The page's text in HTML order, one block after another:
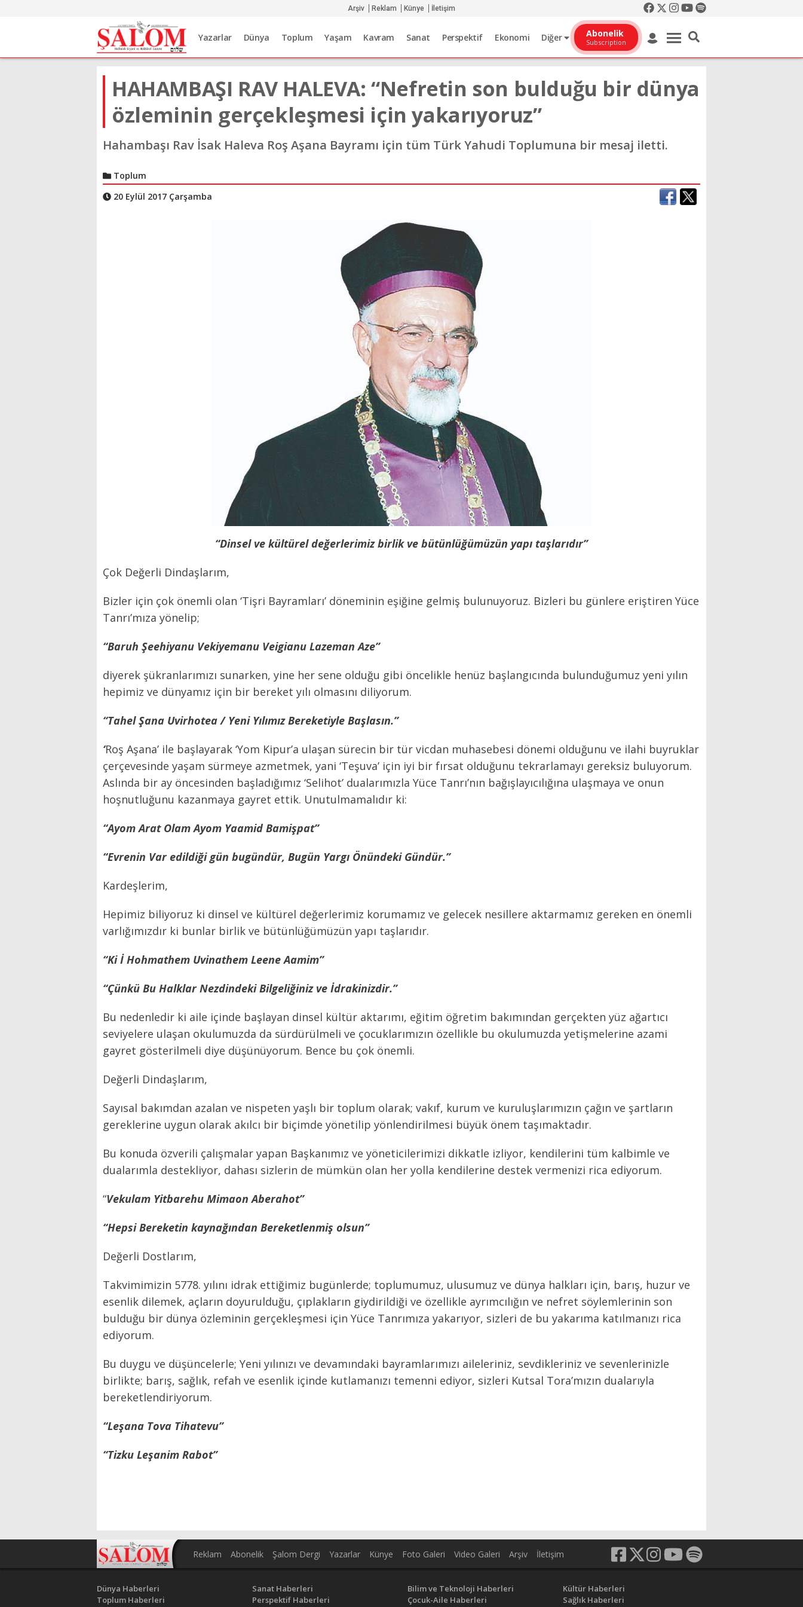
Arşiv Reklam Künye İletişim
Yazarlar Dünya Toplum Yaşam Kavram Sanat Perspektif Ekonomi Diğer Abonelik
Subscription
HAHAMBAŞI RAV HALEVA: “Nefretin son bulduğu bir dünya
özleminin gerçekleşmesi için yakarıyoruz”
Hahambaşı Rav İsak Haleva Roş Aşana Bayramı için tüm Türk Yahudi Toplumuna bir mesaj iletti.
Toplum
20 Eylül 2017 Çarşamba
“Dinsel ve kültürel değerlerimiz birlik ve bütünlüğümüzün yapı taşlarıdır”
Çok Değerli Dindaşlarım,
Bizler için çok önemli olan ‘Tişri Bayramları’ döneminin eşiğine gelmiş bulunuyoruz. Bizleri bu günlere eriştiren Yüce
Tanrı’mıza yönelip;
“Baruh Şeehiyanu Vekiyemanu Veigianu Lazeman Aze”
diyerek şükranlarımızı sunarken, yine her sene olduğu gibi öncelikle henüz başlangıcında bulunduğumuz yeni yılın
hepimiz ve dünyamız için bir bereket yılı olmasını diliyorum.
“Tahel Şana Uvirhotea / Yeni Yılımız Bereketiyle Başlasın.”
‘Roş Aşana’ ile başlayarak ‘Yom Kipur’a ulaşan sürecin bir tür vicdan muhasebesi dönemi olduğunu ve ilahi buyruklar
çerçevesinde yaşam sürmeye azmetmek, yani ‘Teşuva’ için iyi bir fırsat olduğunu tekrarlamayı gereksiz buluyorum.
Aslında bir ay öncesinden başladığımız ‘Selihot’ dualarımızla Yüce Tanrı’nın bağışlayıcılığına ulaşmaya ve onun
hoşnutluğunu kazanmaya gayret ettik. Unutulmamalıdır ki:
“Ayom Arat Olam Ayom Yaamid Bamişpat”
“Evrenin Var edildiği gün bugündür, Bugün Yargı Önündeki Gündür.”
Kardeşlerim,
Hepimiz biliyoruz ki dinsel ve kültürel değerlerimiz korumamız ve gelecek nesillere aktarmamız gereken en önemli
varlığımızdır ki bunlar birlik ve bütünlüğümüzün yapı taşlarıdır.
“Ki İ Hohmathem Uvinathem Leene Aamim”
“Çünkü Bu Halklar Nezdindeki Bilgeliğiniz ve İdrakinizdir.”
Bu nedenledir ki aile içinde başlayan dinsel kültür aktarımı, eğitim öğretim bakımından gerçekten yüz ağartıcı
seviyelere ulaşan okulumuzda da sürdürülmeli ve çocuklarımızın özellikle bu okulumuzda yetişmelerine azami
gayret gösterilmeli diye düşünüyorum. Bence bu çok önemli.
Değerli Dindaşlarım,
Sayısal bakımdan azalan ve nispeten yaşlı bir toplum olarak; vakıf, kurum ve kuruluşlarımızın çağın ve şartların
gereklerine uygun olarak akılcı bir biçimde yönetilip yönlendirilmesi büyük önem taşımaktadır.
Bu konuda özverili çalışmalar yapan Başkanımız ve yöneticilerimizi dikkatle izliyor, kendilerini tüm kalbimle ve
dualarımla destekliyor, dahası sizlerin de mümkün olan her yolla kendilerine destek vermenizi rica ediyorum.
“Vekulam Yitbarehu Mimaon Aberahot”
“Hepsi Bereketin kaynağından Bereketlenmiş olsun”
Değerli Dostlarım,
Takvimimizin 5778. yılını idrak ettiğimiz bugünlerde; toplumumuz, ulusumuz ve dünya halkları için, barış, huzur ve
esenlik dilemek, açların doyurulduğu, çıplakların giydirildiği ve özellikle ayrımcılığın ve nefret söylemlerinin son
bulduğu bir dünya özleminin gerçekleşmesi için Yüce Tanrımıza yakarıyor, sizleri de bu yakarıma katılmanızı rica
ediyorum.
Bu duygu ve düşüncelerle; Yeni yılınızı ve devamındaki bayramlarımızı aileleriniz, sevdikleriniz ve sevenlerinizle
birlikte; barış, sağlık, refah ve esenlik içinde kutlamanızı temenni ediyor, sizleri Kutsal Tora’mızın dualarıyla
bereketlendiriyorum.
“Leşana Tova Tihatevu”
“Tizku Leşanim Rabot”
Reklam Abonelik Şalom Dergi Yazarlar Künye Foto Galeri Video Galeri Arşiv İletişim
Dünya Haberleri
Toplum Haberleri
Sanat Haberleri
Perspektif Haberleri
Bilim ve Teknoloji Haberleri
Çocuk-Aile Haberleri
Kültür Haberleri
Sağlık Haberleri